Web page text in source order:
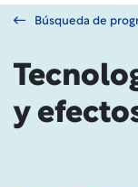
Búsqueda de
y